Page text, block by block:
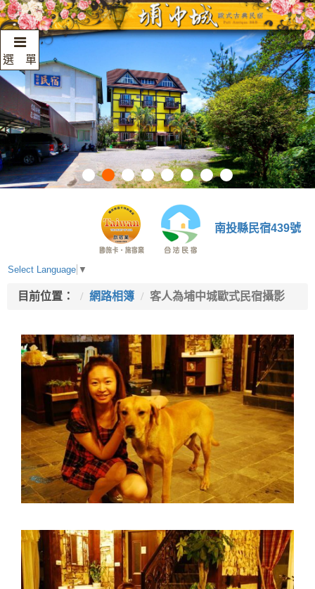
選 單
南投縣民宿439號
Select Language ▼
目前位置： 網路相簿 客人為埔中城歐式民宿攝影